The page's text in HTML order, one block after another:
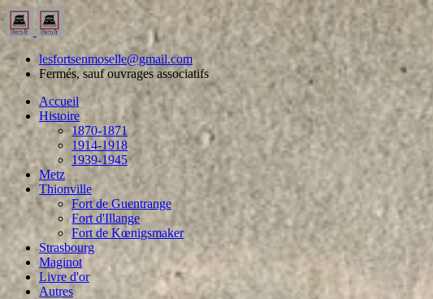
lesfortsenmoselle@gmail.com
Fermés, sauf ouvrages associatifs
Accueil
Histoire
1870-1871
1914-1918
1939-1945
Metz
Thionville
Fort de Guentrange
Fort d'Illange
Fort de Kœnigsmaker
Strasbourg
Maginot
Livre d'or
Autres